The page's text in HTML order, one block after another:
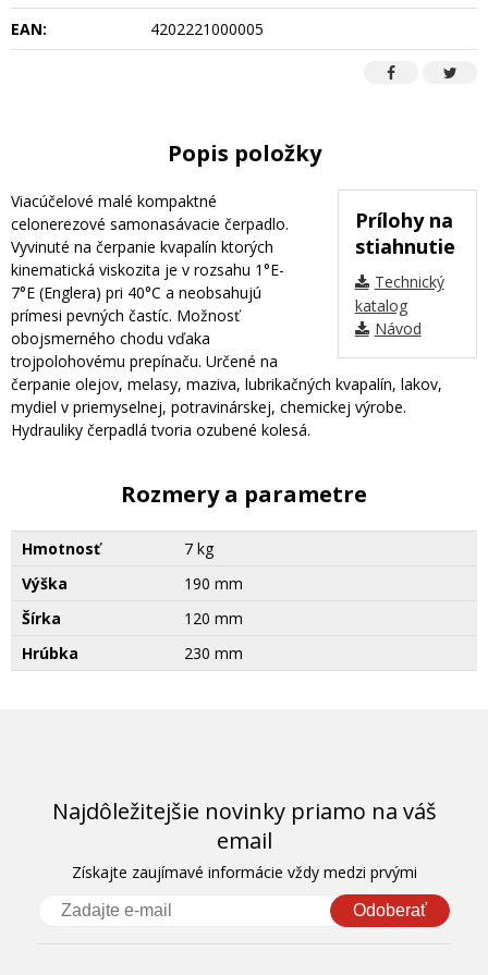
EAN:
4202221000005
Popis položky
Prílohy na
stiahnutie
Technický
katalog
Návod
Viacúčelové malé kompaktné
celonerezové samonasávacie čerpadlo.
Vyvinuté na čerpanie kvapalín ktorých
kinematická viskozita je v rozsahu 1°E-
7°E (Englera) pri 40°C a neobsahujú
prímesi pevných častíc. Možnosť
obojsmerného chodu vďaka
trojpolohovému prepínaču. Určené na
čerpanie olejov, melasy, maziva, lubrikačných kvapalín, lakov,
mydiel v priemyselnej, potravinárskej, chemickej výrobe.
Hydrauliky čerpadlá tvoria ozubené kolesá.
Rozmery a parametre
Hmotnosť
7 kg
Výška
190 mm
Šírka
120 mm
Hrúbka
230 mm
Najdôležitejšie novinky priamo na váš
email
Získajte zaujímavé informácie vždy medzi prvými
Odoberať